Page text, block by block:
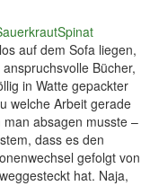
Spinat
auf dem Sofa liegen,
Bücher,
in Watte gepackter
welche Arbeit gerade
absagen musste –
dass es den
gefolgt von
hat. Naja,